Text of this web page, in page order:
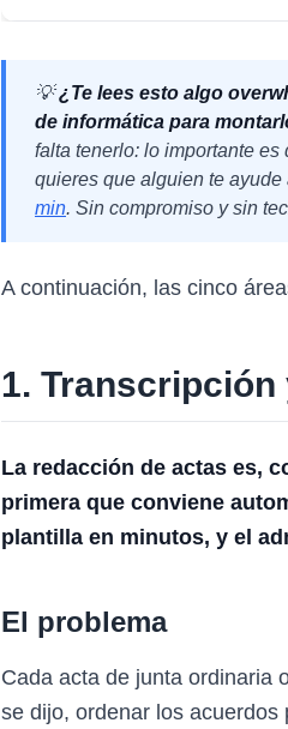
💡¿Te lees esto algo
de informática para
falta tenerlo: lo importante es
quieres que alguien te
min. Sin compromiso y sin
A continuación, las cinco
1.
La redacción de actas es,
primera que conviene
plantilla en minutos, y el
El problema
Cada acta de junta ordinaria
se dijo, ordenar los acuerdos